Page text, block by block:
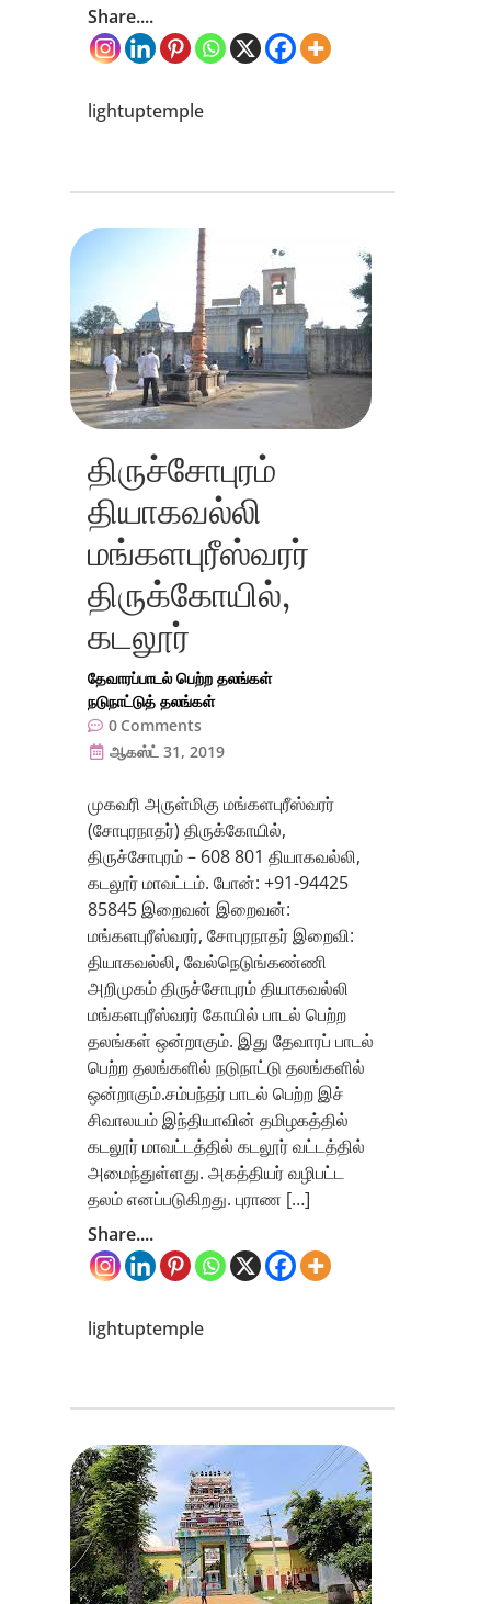
Share....
lightuptemple
திருச்சோபுரம்
தியாகவல்லி
மங்களபுரீஸ்வரர்
திருக்கோயில்,
கடலூர்
தேவாரப்பாடல் பெற்ற தலங்கள்
நடுநாட்டுத் தலங்கள்
0 Comments
ஆகஸ்ட் 31, 2019
முகவரி அருள்மிகு மங்களபுரீஸ்வரர்
(சோபுரநாதர்) திருக்கோயில்,
திருச்சோபுரம் – 608 801 தியாகவல்லி,
கடலூர் மாவட்டம். போன்: +91-94425
85845 இறைவன் இறைவன்:
மங்களபுரீஸ்வரர், சோபுரநாதர் இறைவி:
தியாகவல்லி, வேல்நெடுங்கண்ணி
அறிமுகம் திருச்சோபுரம் தியாகவல்லி
மங்களபுரீஸ்வரர் கோயில் பாடல் பெற்ற
தலங்கள் ஒன்றாகும். இது தேவாரப் பாடல்
பெற்ற தலங்களில் நடுநாட்டு தலங்களில்
ஒன்றாகும்.சம்பந்தர் பாடல் பெற்ற இச்
சிவாலயம் இந்தியாவின் தமிழகத்தில்
கடலூர் மாவட்டத்தில் கடலூர் வட்டத்தில்
அமைந்துள்ளது. அகத்தியர் வழிபட்ட
தலம் எனப்படுகிறது. புராண […]
Share....
lightuptemple